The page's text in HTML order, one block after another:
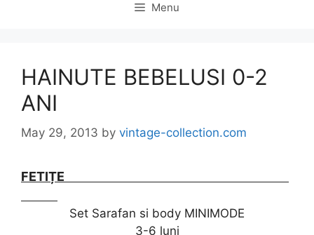
Menu
HAINUTE BEBELUSI 0-2
ANI
May 29, 2013 by vintage-collection.com
FETIȚE
Set Sarafan si body MINIMODE
3-6 luni